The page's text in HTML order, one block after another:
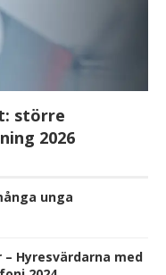
större
2026
unga
Hyresvärdarna med